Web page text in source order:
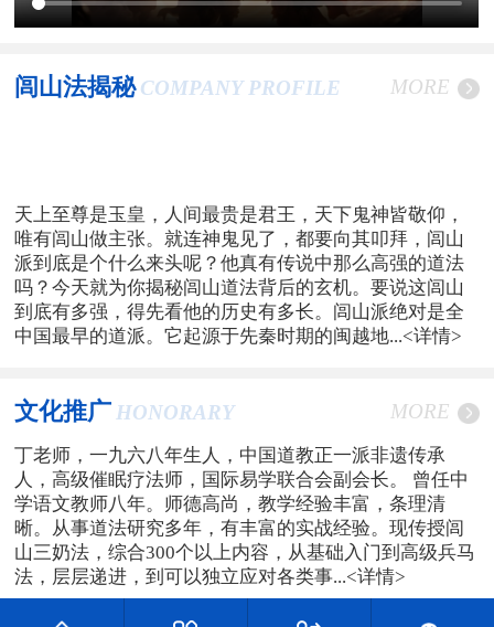
闾山法揭秘 COMPANY PROFILE MORE
天上至尊是玉皇，人间最贵是君王，天下鬼神皆敬仰，
唯有闾山做主张。就连神鬼见了，都要向其叩拜，闾山
派到底是个什么来头呢？他真有传说中那么高强的道法
吗？今天就为你揭秘闾山道法背后的玄机。要说这闾山
到底有多强，得先看他的历史有多长。闾山派绝对是全
中国最早的道派。它起源于先秦时期的闽越地...<详情>
文化推广 HONORARY MORE
丁老师，一九六八年生人，中国道教正一派非遗传承
人，高级催眠疗法师，国际易学联合会副会长。 曾任中
学语文教师八年。师德高尚，教学经验丰富，条理清
晰。从事道法研究多年，有丰富的实战经验。现传授闾
山三奶法，综合300个以上内容，从基础入门到高级兵马
法，层层递进，到可以独立应对各类事...<详情>